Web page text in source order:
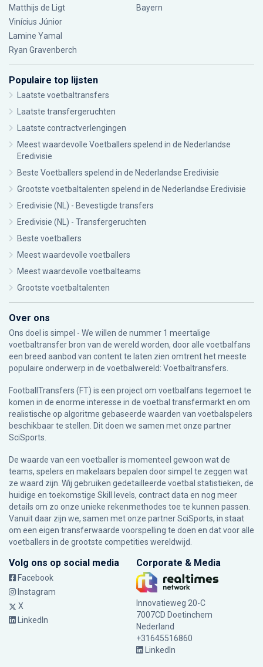
Matthijs de Ligt
Vinícius Júnior
Lamine Yamal
Ryan Gravenberch
Bayern
Populaire top lijsten
Laatste voetbaltransfers
Laatste transfergeruchten
Laatste contractverlengingen
Meest waardevolle Voetballers spelend in de Nederlandse
Eredivisie
Beste Voetballers spelend in de Nederlandse Eredivisie
Grootste voetbaltalenten spelend in de Nederlandse Eredivisie
Eredivisie (NL) - Bevestigde transfers
Eredivisie (NL) - Transfergeruchten
Beste voetballers
Meest waardevolle voetballers
Meest waardevolle voetbalteams
Grootste voetbaltalenten
Over ons
Ons doel is simpel - We willen de nummer 1 meertalige
voetbaltransfer bron van de wereld worden, door alle voetbalfans
een breed aanbod van content te laten zien omtrent het meeste
populaire onderwerp in de voetbalwereld: Voetbaltransfers.
FootballTransfers (FT) is een project om voetbalfans tegemoet te
komen in de enorme interesse in de voetbal transfermarkt en om
realistische op algoritme gebaseerde waarden van voetbalspelers
beschikbaar te stellen. Dit doen we samen met onze partner
SciSports
De waarde van een voetballer is momenteel gewoon wat de
teams, spelers en makelaars bepalen door simpel te zeggen wat
ze waard zijn. Wij gebruiken gedetailleerde voetbal statistieken, de
huidige en toekomstige Skill levels, contract data en nog meer
details om zo onze unieke rekenmethodes toe te kunnen passen.
Vanuit daar zijn we, samen met onze partner SciSports, in staat
om een eigen transferwaarde voorspelling te doen en dat voor alle
voetballers in de grootste competities wereldwijd.
Volg ons op social media
Facebook
Instagram
X
LinkedIn
Corporate & Media
Innovatieweg 20-C
7007CD Doetinchem
Nederland
+31645516860
LinkedIn